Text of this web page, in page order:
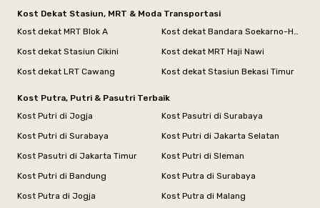
Kost Dekat Stasiun, MRT & Moda Transportasi
Kost dekat MRT Blok A
Kost dekat Bandara Soekarno-Hatta
Kost dekat Stasiun Cikini
Kost dekat MRT Haji Nawi
Kost dekat LRT Cawang
Kost dekat Stasiun Bekasi Timur
Kost Putra, Putri & Pasutri Terbaik
Kost Putri di Jogja
Kost Pasutri di Surabaya
Kost Putri di Surabaya
Kost Putri di Jakarta Selatan
Kost Pasutri di Jakarta Timur
Kost Putri di Sleman
Kost Putri di Bandung
Kost Putra di Surabaya
Kost Putra di Jogja
Kost Putra di Malang